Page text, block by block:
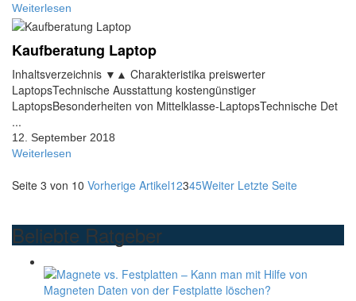
Weiterlesen
Kaufberatung Laptop
Inhaltsverzeichnis ▼▲ Charakteristika preiswerter
LaptopsTechnische Ausstattung kostengünstiger
LaptopsBesonderheiten von Mittelklasse-LaptopsTechnische Det
...
12. September 2018
Weiterlesen
Seite 3 von 10 Vorherige Artikel12345Weiter Letzte Seite
Beliebte Ratgeber